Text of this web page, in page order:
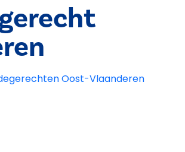
Oost-Vlaanderen